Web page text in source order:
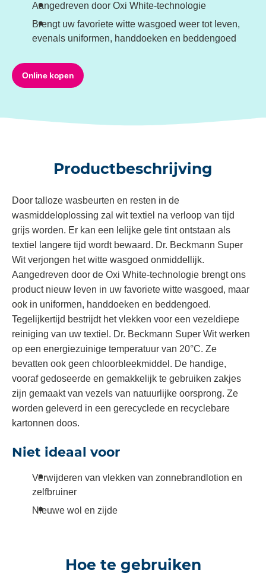
Aangedreven door Oxi White-technologie
Brengt uw favoriete witte wasgoed weer tot leven,
evenals uniformen, handdoeken en beddengoed
Online kopen
Productbeschrijving
Door talloze wasbeurten en resten in de
wasmiddeloplossing zal wit textiel na verloop van tijd
grijs worden. Er kan een lelijke gele tint ontstaan als
textiel langere tijd wordt bewaard. Dr. Beckmann Super
Wit verjongen het witte wasgoed onmiddellijk.
Aangedreven door de Oxi White-technologie brengt ons
product nieuw leven in uw favoriete witte wasgoed, maar
ook in uniformen, handdoeken en beddengoed.
Tegelijkertijd bestrijdt het vlekken voor een vezeldiepe
reiniging van uw textiel. Dr. Beckmann Super Wit werken
op een energiezuinige temperatuur van 20°C. Ze
bevatten ook geen chloorbleekmiddel. De handige,
vooraf gedoseerde en gemakkelijk te gebruiken zakjes
zijn gemaakt van vezels van natuurlijke oorsprong. Ze
worden geleverd in een gerecyclede en recyclebare
kartonnen doos.
Niet ideaal voor
Verwijderen van vlekken van zonnebrandlotion en
zelfbruiner
Nieuwe wol en zijde
Hoe te gebruiken